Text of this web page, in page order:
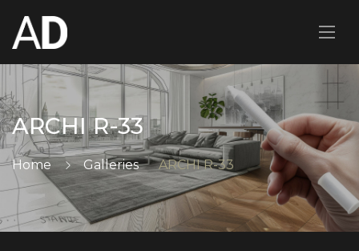
ARCHI R-33
Home Galleries ARCHI R-33